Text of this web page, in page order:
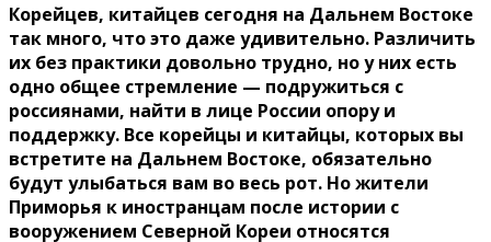
Корейцев, китайцев сегодня на Дальнем Востоке
так много, что это даже удивительно. Различить
их без практики довольно трудно, но у них есть
одно общее стремление — подружиться с
россиянами, найти в лице России опору и
поддержку. Все корейцы и китайцы, которых вы
встретите на Дальнем Востоке, обязательно
будут улыбаться вам во весь рот. Но жители
Приморья к иностранцам после истории с
вооружением Северной Кореи относятся